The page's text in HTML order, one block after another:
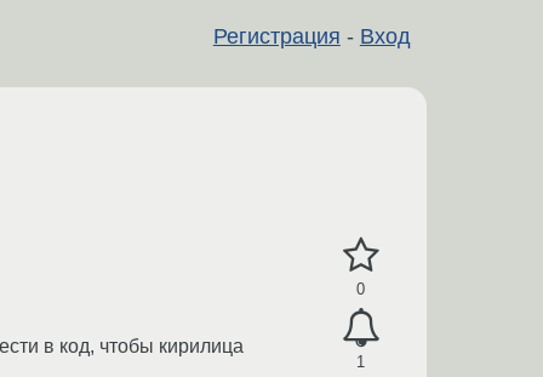
Регистрация - Вход
0
1
в код, чтобы кирилица